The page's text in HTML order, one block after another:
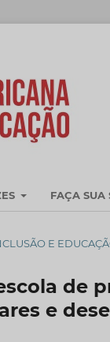
FAÇA SUA
E
de
e